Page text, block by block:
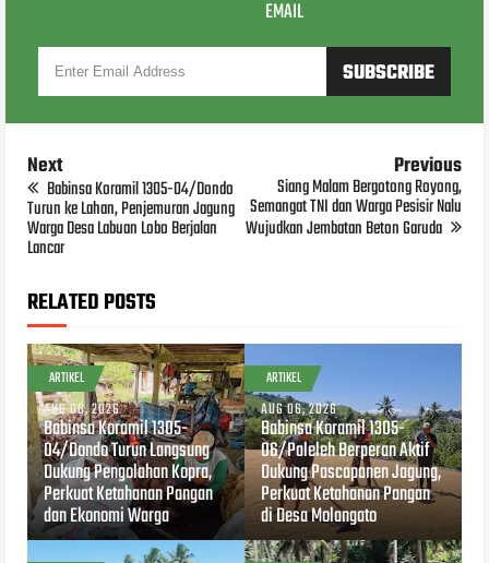
EMAIL
Next
Babinsa Koramil 1305-04/Dondo
Turun ke Lahan, Penjemuran Jagung
Warga Desa Labuan Lobo Berjalan
Lancar
Previous
Siang Malam Bergotong Royong,
Semangat TNI dan Warga Pesisir Nalu
Wujudkan Jembatan Beton Garuda
RELATED POSTS
ARTIKEL
AUG 06, 2026
Babinsa Koramil 1305-
04/Dondo Turun Langsung
Dukung Pengolahan Kopra,
Perkuat Ketahanan Pangan
dan Ekonomi Warga
ARTIKEL
AUG 06, 2026
Babinsa Koramil 1305-
06/Paleleh Berperan Aktif
Dukung Pascapanen Jagung,
Perkuat Ketahanan Pangan
di Desa Molangato